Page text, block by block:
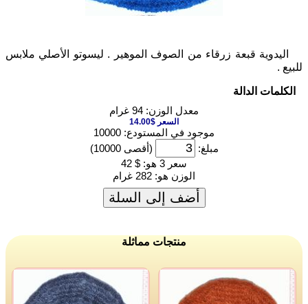
اليدوية قبعة زرقاء من الصوف الموهير . ليسوتو الأصلي ملابس
.
الكلمات الدالة
معدل الوزن: 94 غرام
السعر $14.00
موجود في المستودع: 10000
مبلغ:
(أقصى 10000)
سعر 3 هو:
$ 42
الوزن هو:282 غرام
أضف إلى السلة
منتجات مماثلة